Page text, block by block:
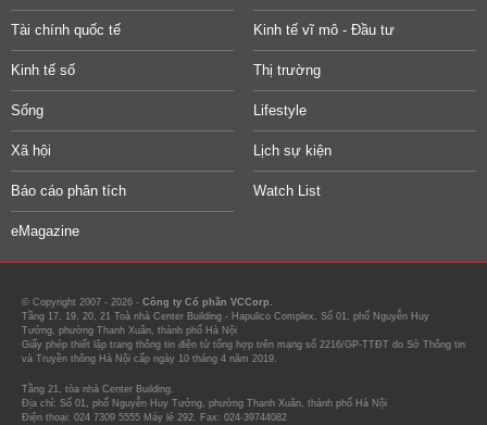
Tài chính quốc tế Kinh tế vĩ mô - Đầu tư
Kinh tế số Thị trường
Sống Lifestyle
Xã hội Lịch sự kiện
Báo cáo phân tích Watch List
eMagazine
© Copyright 2007 - 2026 - Công ty Cổ phần VCCorp.
Tầng 17, 19, 20, 21 Toà nhà Center Building - Hapulico Complex, Số 01, phố Nguyễn Huy
Tưởng, phường Thanh Xuân, thành phố Hà Nội
Giấy phép thiết lập trang thông tin điện tử tổng hợp trên mạng số 2216/GP-TTĐT do Sở Thông tin
và Truyền thông Hà Nội cấp ngày 10 tháng 4 năm 2019.
Tầng 21, tòa nhà Center Building.
Địa chỉ: Số 01, phố Nguyễn Huy Tưởng, phường Thanh Xuân, thành phố Hà Nội
Điện thoại: 024 7309 5555 Máy lẻ 292. Fax: 024-39744082